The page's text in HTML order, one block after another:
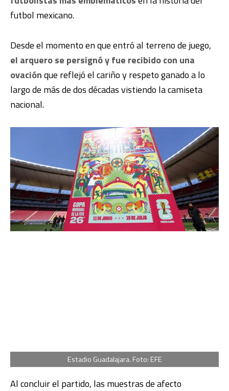
futbol mexicano.
Desde el momento en que entró al terreno de juego,
el arquero se persignó y fue recibido con una
ovaciónque reflejó el cariño y respeto ganado a lo
largo de más de dos décadas vistiendo la camiseta
nacional.
Estadio Guadalajara. Foto: EFE
Al concluir el partido, las muestras de afecto